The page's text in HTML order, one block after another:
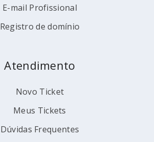
E-mail Profissional
Registro de domínio
Atendimento
Novo Ticket
Meus Tickets
Dúvidas Frequentes